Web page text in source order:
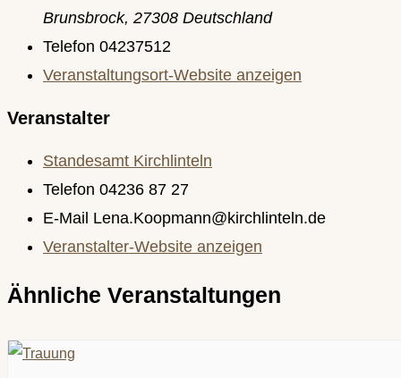
Brunsbrock, 27308 Deutschland
Telefon 04237512
Veranstaltungsort-Website anzeigen
Veranstalter
Standesamt Kirchlinteln
Telefon 04236 87 27
E-Mail Lena.Koopmann@kirchlinteln.de
Veranstalter-Website anzeigen
Ähnliche Veranstaltungen